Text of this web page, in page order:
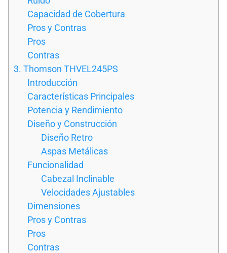
Capacidad de Cobertura
Pros y Contras
Pros
Contras
3. Thomson THVEL245PS
Introducción
Características Principales
Potencia y Rendimiento
Diseño y Construcción
Diseño Retro
Aspas Metálicas
Funcionalidad
Cabezal Inclinable
Velocidades Ajustables
Dimensiones
Pros y Contras
Pros
Contras